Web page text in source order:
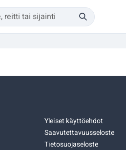
Yleiset käyttöehdot
Saavutettavuusseloste
Tietosuojaseloste